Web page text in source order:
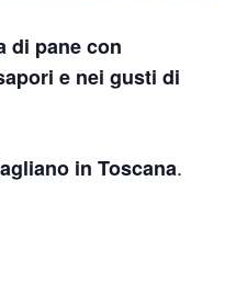
di pane con
e nei gusti di
in Toscana.